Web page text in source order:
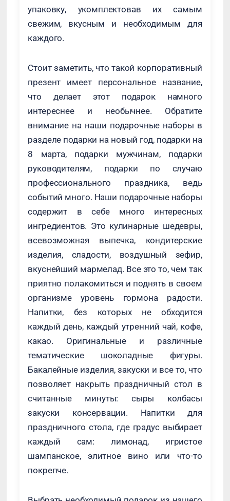
упаковку, укомплектовав их самым
свежим, вкусным и необходимым для
каждого.
Стоит заметить, что такой корпоративный
презент имеет персональное название,
что делает этот подарок намного
интереснее и необычнее. Обратите
внимание на наши подарочные наборы в
разделе подарки на новый год, подарки на
8 марта, подарки мужчинам, подарки
руководителям, подарки по случаю
профессионального праздника, ведь
событий много. Наши подарочные наборы
содержит в себе много интересных
ингредиентов. Это кулинарные шедевры,
всевозможная выпечка, кондитерские
изделия, сладости, воздушный зефир,
вкуснейший мармелад. Все это то, чем так
приятно полакомиться и поднять в своем
организме уровень гормона радости.
Напитки, без которых не обходится
каждый день, каждый утренний чай, кофе,
какао. Оригинальные и различные
тематические шоколадные фигуры.
Бакалейные изделия, закуски и все то, что
позволяет накрыть праздничный стол в
считанные минуты: сыры колбасы
закуски консервации. Напитки для
праздничного стола, где градус выбирает
каждый сам: лимонад, игристое
шампанское, элитное вино или что-то
покрепче.